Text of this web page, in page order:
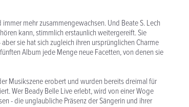
mehr zusammengewachsen. Und Beate S. Lech
kann, stimmlich erstaunlich weitergereift. Sie
sie hat sich zugleich ihren ursprünglichen Charme
Album jede Menge neue Facetten, von denen sie
Musikszene erobert und wurden bereits dreimal für
Wer Beady Belle Live erlebt, wird von einer Woge
- die unglaubliche Präsenz der Sängerin und ihrer